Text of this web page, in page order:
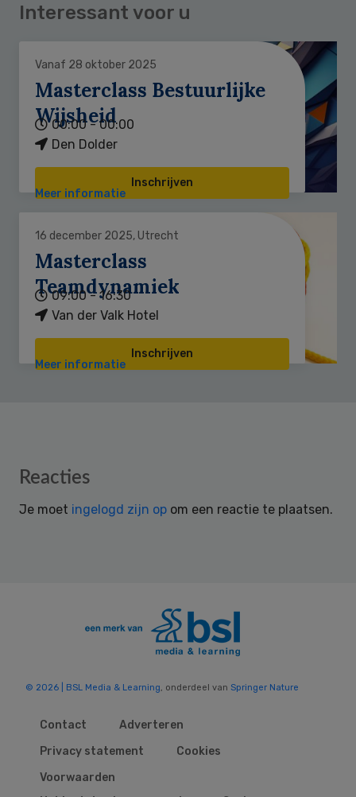
Interessant voor u
Vanaf 28 oktober 2025
Masterclass Bestuurlijke
Wijsheid
00:00 - 00:00
Den Dolder
Inschrijven
Meer informatie
16 december 2025, Utrecht
Masterclass
Teamdynamiek
09:00 - 16:30
Van der Valk Hotel
Inschrijven
Meer informatie
Reader
Reacties
Je moet ingelogd zijn op om een reactie te plaatsen.
© 2026 | BSL Media & Learning , onderdeel van Springer Nature
Contact
Adverteren
Privacy statement
Cookies
Voorwaarden